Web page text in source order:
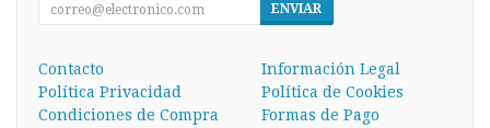
ENVIAR
Contacto
Información Legal
Política Privacidad
Política de Cookies
Condiciones de Compra
Formas de Pago